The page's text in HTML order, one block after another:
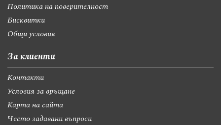
Политика на поверителност
Бисквитки
Общи условия
За клиенти
Контакти
Условия за връщане
Карта на сайта
Често задавани въпроси